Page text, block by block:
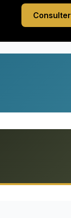
Consulter